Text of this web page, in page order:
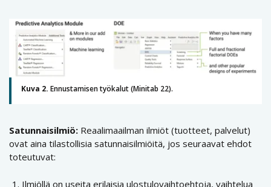
Kuva 2. Ennustamisen työkalut (Minitab 22).
Satunnaisilmiö: Reaalimaailman ilmiöt (tuotteet, palvelut)
ovat aina tilastollisia satunnaisilmiöitä, jos seuraavat ehdot
toteutuvat:
Ilmiöllä on useita erilaisia ulostulovaihtoehtoja, vaihtelua